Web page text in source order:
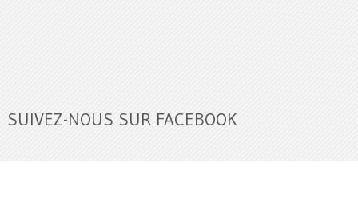
SUIVEZ-NOUS SUR FACEBOOK